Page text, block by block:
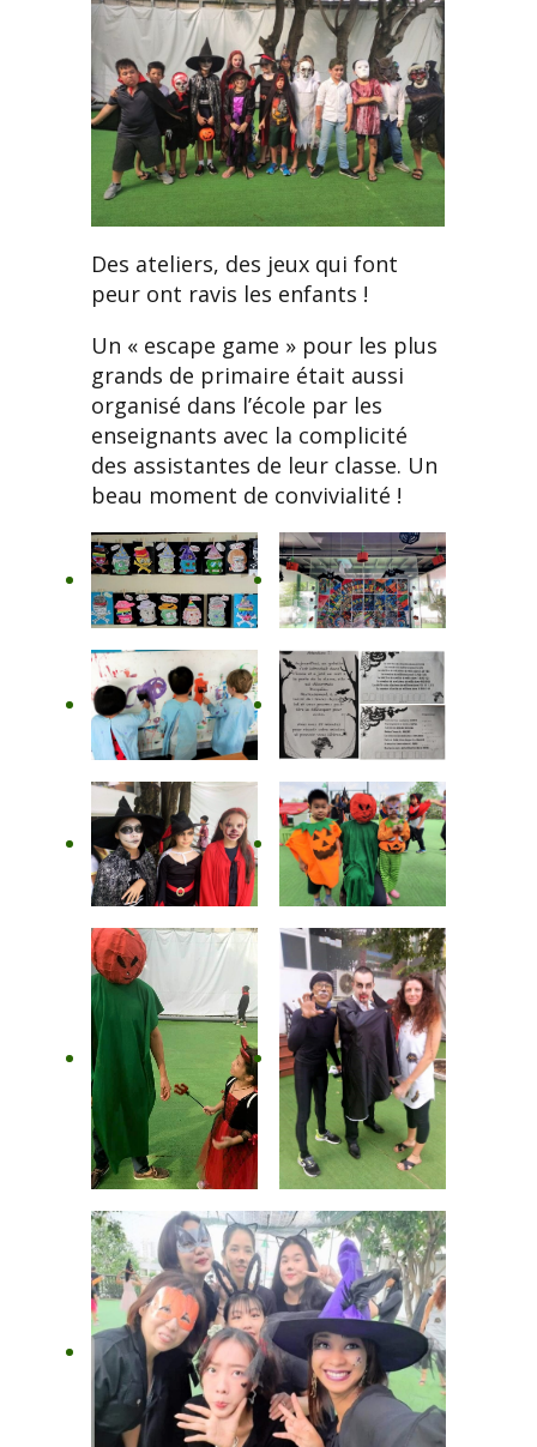
Des ateliers, des jeux qui font
peur ont ravis les enfants !
Un « escape game » pour les plus
grands de primaire était aussi
organisé dans l’école par les
enseignants avec la complicité
des assistantes de leur classe. Un
beau moment de convivialité !